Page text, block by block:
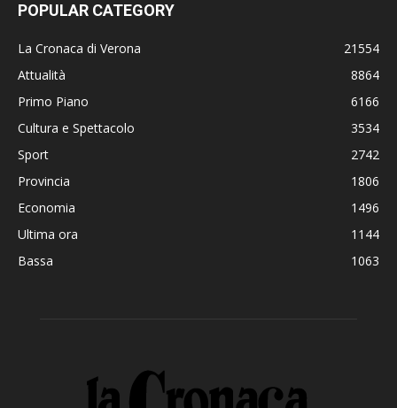
POPULAR CATEGORY
La Cronaca di Verona
21554
Attualità
8864
Primo Piano
6166
Cultura e Spettacolo
3534
Sport
2742
Provincia
1806
Economia
1496
Ultima ora
1144
Bassa
1063